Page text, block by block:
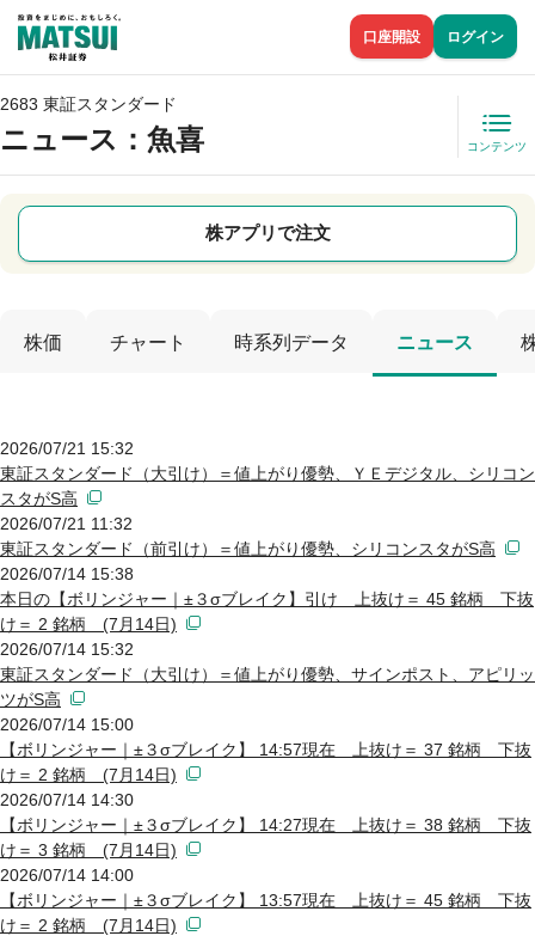
口座開設 ログイン
2683 東証スタンダード
ニュース ：魚喜 コンテンツ
株アプリで注文
株価 チャート 時系列データ ニュース
2026/07/21 15:32
東証スタンダード（大引け）＝値上がり優勢、ＹＥデジタル、シリコン
スタがS高
2026/07/21 11:32
東証スタンダード（前引け）＝値上がり優勢、シリコンスタがS高
2026/07/14 15:38
本日の【ボリンジャー｜±３σブレイク】引け 上抜け＝ 45 銘柄 下抜
け＝ 2 銘柄 (7月14日)
2026/07/14 15:32
東証スタンダード（大引け）＝値上がり優勢、サインポスト、アピリッ
ツがS高
2026/07/14 15:00
【ボリンジャー｜±３σブレイク】 14:57現在 上抜け＝ 37 銘柄 下抜
け＝ 2 銘柄 (7月14日)
2026/07/14 14:30
【ボリンジャー｜±３σブレイク】 14:27現在 上抜け＝ 38 銘柄 下抜
け＝ 3 銘柄 (7月14日)
2026/07/14 14:00
【ボリンジャー｜±３σブレイク】 13:57現在 上抜け＝ 45 銘柄 下抜
け＝ 2 銘柄 (7月14日)